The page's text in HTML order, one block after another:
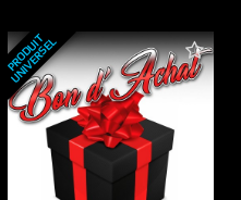
P
R
O
D
U
I
T
U
N
I
V
E
R
S
E
L